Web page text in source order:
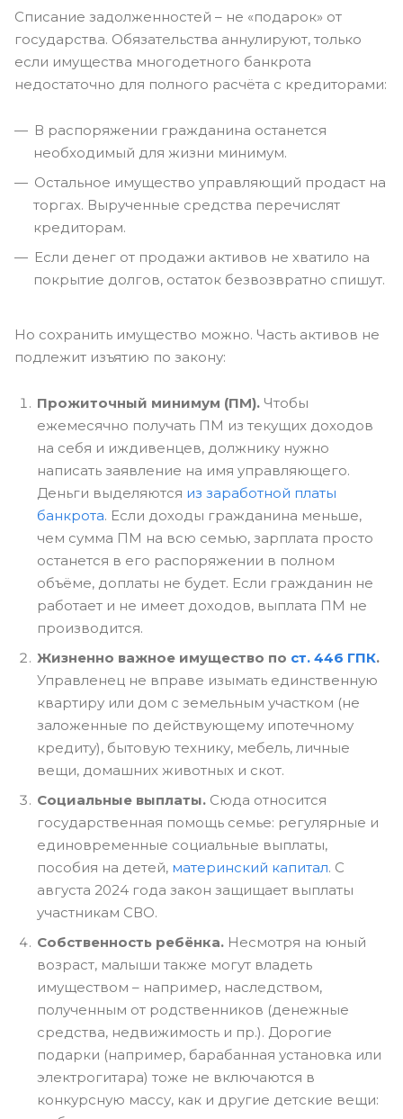
Списание задолженностей – не «подарок» от
государства. Обязательства аннулируют, только
если имущества многодетного банкрота
недостаточно для полного расчёта с кредиторами:
В распоряжении гражданина останется
необходимый для жизни минимум.
Остальное имущество управляющий продаст на
торгах. Вырученные средства перечислят
кредиторам.
Если денег от продажи активов не хватило на
покрытие долгов, остаток безвозвратно спишут.
Но сохранить имущество можно. Часть активов не
подлежит изъятию по закону:
Прожиточный минимум (ПМ). Чтобы
ежемесячно получать ПМ из текущих доходов
на себя и иждивенцев, должнику нужно
написать заявление на имя управляющего.
Деньги выделяются из заработной платы
банкрота. Если доходы гражданина меньше,
чем сумма ПМ на всю семью, зарплата просто
останется в его распоряжении в полном
объёме, доплаты не будет. Если гражданин не
работает и не имеет доходов, выплата ПМ не
производится.
Жизненно важное имущество по ст. 446 ГПК.
Управленец не вправе изымать единственную
квартиру или дом с земельным участком (не
заложенные по действующему ипотечному
кредиту), бытовую технику, мебель, личные
вещи, домашних животных и скот.
Социальные выплаты. Сюда относится
государственная помощь семье: регулярные и
единовременные социальные выплаты,
пособия на детей, материнский капитал. С
августа 2024 года закон защищает выплаты
участникам СВО.
Собственность ребёнка. Несмотря на юный
возраст, малыши также могут владеть
имуществом – например, наследством,
полученным от родственников (денежные
средства, недвижимость и пр.). Дорогие
подарки (например, барабанная установка или
электрогитара) тоже не включаются в
конкурсную массу, как и другие детские вещи: